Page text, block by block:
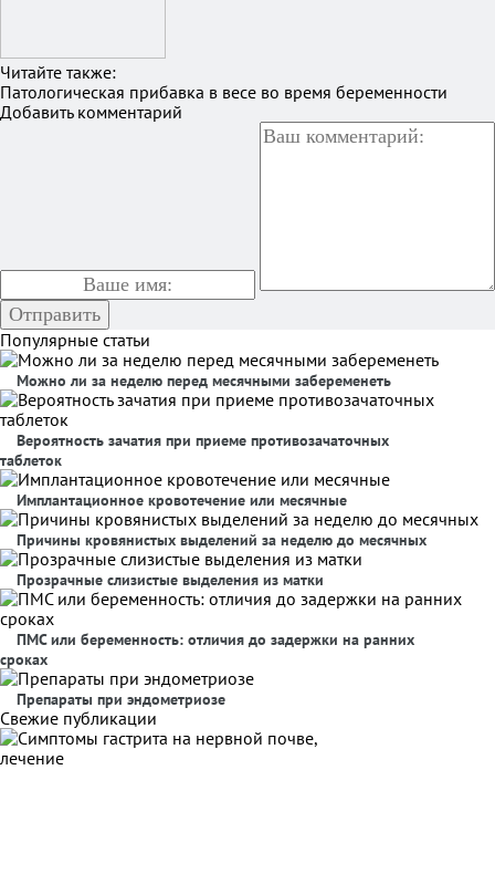
Читайте также:
Патологическая прибавка в весе во время беременности
Добавить комментарий
Популярные статьи
Можно ли за неделю перед месячными забеременеть
Вероятность зачатия при приеме противозачаточных
таблеток
Имплантационное кровотечение или месячные
Причины кровянистых выделений за неделю до месячных
Прозрачные слизистые выделения из матки
ПМС или беременность: отличия до задержки на ранних
сроках
Препараты при эндометриозе
Свежие публикации